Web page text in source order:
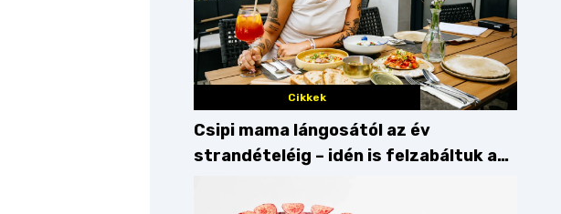
Cikkek
Csipi mama lángosától az év
strandételéig – idén is felzabáltuk a